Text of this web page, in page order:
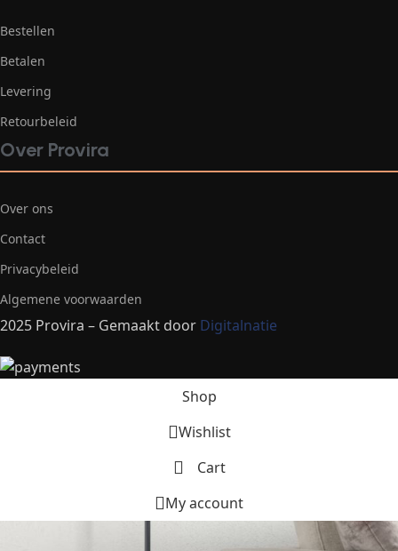
Bestellen
Betalen
Levering
Retourbeleid
Over Provira
Over ons
Contact
Privacybeleid
Algemene voorwaarden
2025 Provira – Gemaakt door Digitalnatie
Shop
Wishlist
Cart
My account